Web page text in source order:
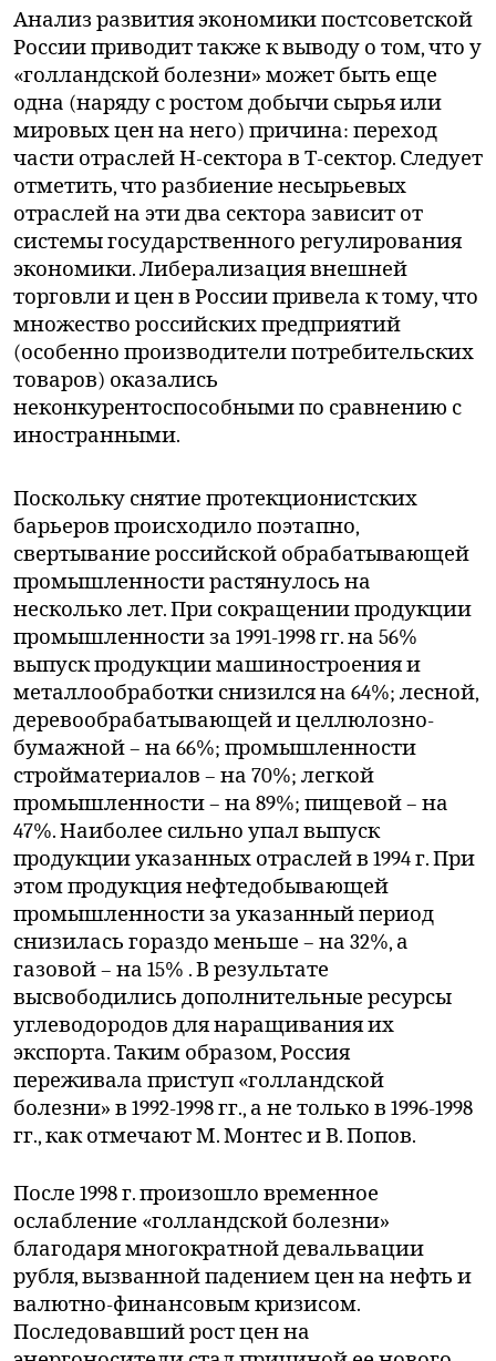
Анализ развития экономики постсоветской
России приводит также к выводу о том, что у
«голландской болезни» может быть еще
одна (наряду с ростом добычи сырья или
мировых цен на него) причина: переход
части отраслей Н-сектора в Т-сектор. Следует
отметить, что разбиение несырьевых
отраслей на эти два сектора зависит от
системы государственного регулирования
экономики. Либерализация внешней
торговли и цен в России привела к тому, что
множество российских предприятий
(особенно производители потребительских
товаров) оказались
неконкурентоспособными по сравнению с
иностранными.
Поскольку снятие протекционистских
барьеров происходило поэтапно,
свертывание российской обрабатывающей
промышленности растянулось на
несколько лет. При сокращении продукции
промышленности за 1991-1998 гг. на 56%
выпуск продукции машиностроения и
металлообработки снизился на 64%; лесной,
деревообрабатывающей и целлюлозно-
бумажной – на 66%; промышленности
стройматериалов – на 70%; легкой
промышленности – на 89%; пищевой – на
47%. Наиболее сильно упал выпуск
продукции указанных отраслей в 1994 г. При
этом продукция нефтедобывающей
промышленности за указанный период
снизилась гораздо меньше – на 32%, а
газовой – на 15% . В результате
высвободились дополнительные ресурсы
углеводородов для наращивания их
экспорта. Таким образом, Россия
переживала приступ «голландской
болезни» в 1992-1998 гг., а не только в 1996-1998
гг., как отмечают М. Монтес и В. Попов.
После 1998 г. произошло временное
ослабление «голландской болезни»
благодаря многократной девальвации
рубля, вызванной падением цен на нефть и
валютно-финансовым кризисом.
Последовавший рост цен на